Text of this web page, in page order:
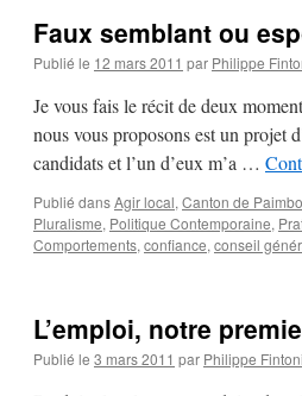
Faux semblant ou
Publié le 12 mars 2011 par Philippe
Je vous fais le récit de deux
nous vous proposons est un projet
candidats et l’un d’eux m’a …
Publié dansAgir local, Canton de
Pluralisme, Politique Contemporaine,
Comportements, confiance, conseil
L’emploi, notre
Publié le 3 mars 2011 par Philippe Fintoni